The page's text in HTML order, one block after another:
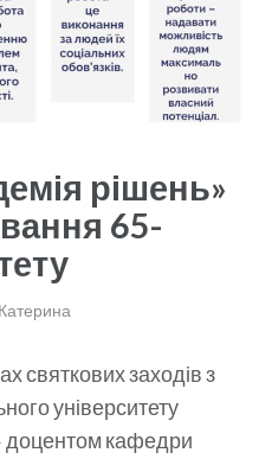
рішень»
65-
святкових заходів з
університету
доцентом кафедри